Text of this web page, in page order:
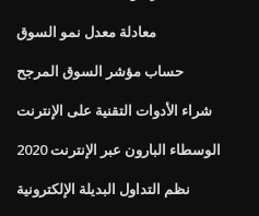
معادلة معدل نمو السوق
حساب مؤشر السوق المرجح
شراء الأدوات التقنية على الإنترنت
الوسطاء البارون عبر الإنترنت 2020
نظم التداول البديلة الإلكترونية